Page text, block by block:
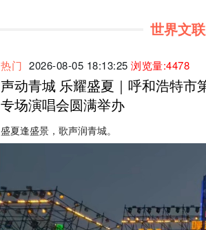
世界文
热门 2026-08-05 18:13:25 浏览量:4478
声动青城 乐耀盛夏｜呼和浩特市
专场演唱会圆满举办
盛夏逢盛景，歌声润青城。